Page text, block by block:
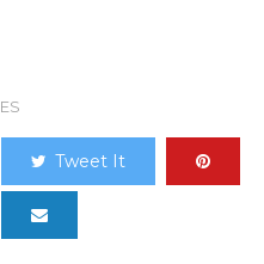
Tweet It